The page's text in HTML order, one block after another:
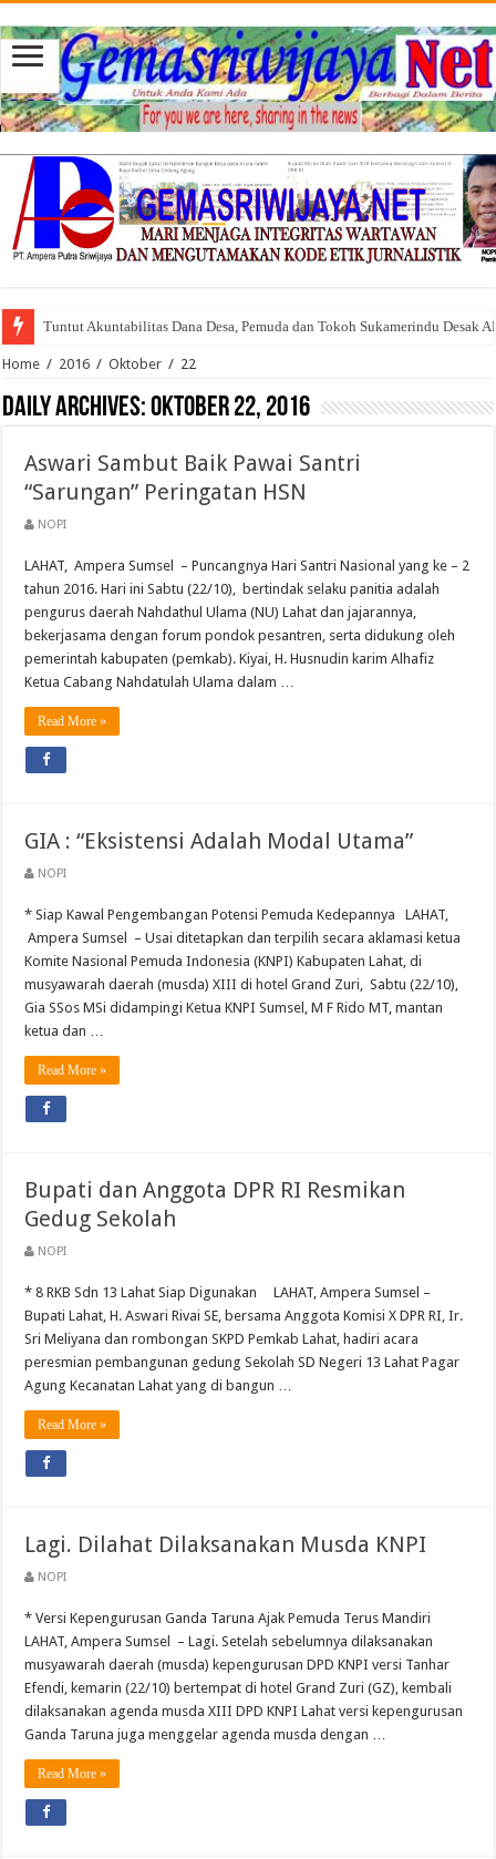
Tuntut Akuntabilitas Dana Desa, Pemuda dan Tokoh Sukamerindu Desak
Home / 2016 / Oktober / 22
Daily Archives:Oktober 22, 2016
Aswari Sambut Baik Pawai Santri
“Sarungan” Peringatan HSN
NOPI
LAHAT, Ampera Sumsel – Puncangnya Hari Santri Nasional yang ke – 2
tahun 2016. Hari ini Sabtu (22/10), bertindak selaku panitia adalah
pengurus daerah Nahdathul Ulama (NU) Lahat dan jajarannya,
bekerjasama dengan forum pondok pesantren, serta didukung oleh
pemerintah kabupaten (pemkab). Kiyai, H. Husnudin karim Alhafiz
Ketua Cabang Nahdatulah Ulama dalam …
Read More »
GIA : “Eksistensi Adalah Modal Utama”
NOPI
* Siap Kawal Pengembangan Potensi Pemuda Kedepannya LAHAT,
Ampera Sumsel – Usai ditetapkan dan terpilih secara aklamasi ketua
Komite Nasional Pemuda Indonesia (KNPI) Kabupaten Lahat, di
musyawarah daerah (musda) XIII di hotel Grand Zuri, Sabtu (22/10),
Gia SSos MSi didampingi Ketua KNPI Sumsel, M F Rido MT, mantan
ketua dan …
Read More »
Bupati dan Anggota DPR RI Resmikan
Gedug Sekolah
NOPI
* 8 RKB Sdn 13 Lahat Siap Digunakan LAHAT, Ampera Sumsel –
Bupati Lahat, H. Aswari Rivai SE, bersama Anggota Komisi X DPR RI, Ir.
Sri Meliyana dan rombongan SKPD Pemkab Lahat, hadiri acara
peresmian pembangunan gedung Sekolah SD Negeri 13 Lahat Pagar
Agung Kecanatan Lahat yang di bangun …
Read More »
Lagi. Dilahat Dilaksanakan Musda KNPI
NOPI
* Versi Kepengurusan Ganda Taruna Ajak Pemuda Terus Mandiri
LAHAT, Ampera Sumsel – Lagi. Setelah sebelumnya dilaksanakan
musyawarah daerah (musda) kepengurusan DPD KNPI versi Tanhar
Efendi, kemarin (22/10) bertempat di hotel Grand Zuri (GZ), kembali
dilaksanakan agenda musda XIII DPD KNPI Lahat versi kepengurusan
Ganda Taruna juga menggelar agenda musda dengan …
Read More »